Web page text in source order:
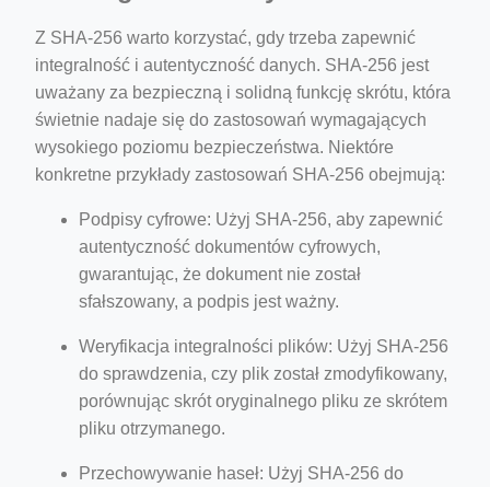
Z SHA-256 warto korzystać, gdy trzeba zapewnić
integralność i autentyczność danych. SHA-256 jest
uważany za bezpieczną i solidną funkcję skrótu, która
świetnie nadaje się do zastosowań wymagających
wysokiego poziomu bezpieczeństwa. Niektóre
konkretne przykłady zastosowań SHA-256 obejmują:
Podpisy cyfrowe: Użyj SHA-256, aby zapewnić
autentyczność dokumentów cyfrowych,
gwarantując, że dokument nie został
sfałszowany, a podpis jest ważny.
Weryfikacja integralności plików: Użyj SHA-256
do sprawdzenia, czy plik został zmodyfikowany,
porównując skrót oryginalnego pliku ze skrótem
pliku otrzymanego.
Przechowywanie haseł: Użyj SHA-256 do